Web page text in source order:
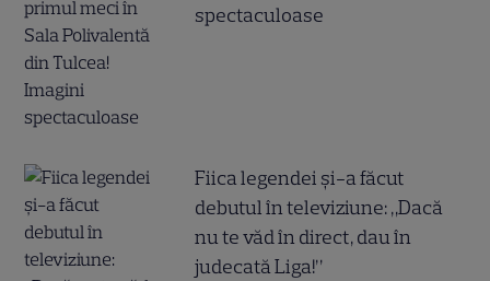
spectaculoase
Fiica legendei și-a făcut
debutul în televiziune: „Dacă
nu te văd în direct, dau în
judecată Liga!”